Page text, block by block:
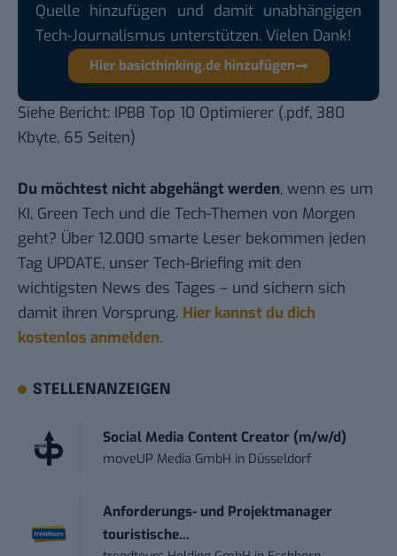
Quelle hinzufügen und damit unabhängigen
Tech-Journalismus unterstützen. Vielen Dank!
Hier basicthinking.de hinzufügen
Siehe Bericht: IPB8 Top 10 Optimierer (.pdf, 380
Kbyte, 65 Seiten)
Du möchtest nicht abgehängt werden, wenn es um
KI, Green Tech und die Tech-Themen von Morgen
geht? Über 12.000 smarte Leser bekommen jeden
Tag UPDATE, unser Tech-Briefing mit den
wichtigsten News des Tages – und sichern sich
damit ihren Vorsprung. Hier kannst du dich
kostenlos anmelden.
STELLENANZEIGEN
Social Media Content Creator (m/w/d)
moveUP Media GmbH in Düsseldorf
Anforderungs- und Projektmanager
touristische...